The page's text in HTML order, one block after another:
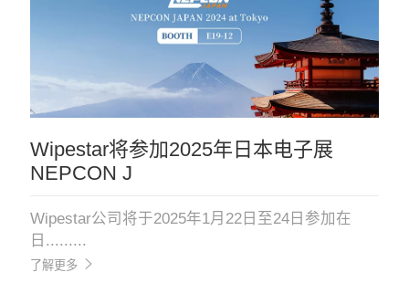
Wipestar将参加2025年日本电子展
NEPCON J
Wipestar公司将于2025年1月22日至24日参加在
日.........
了解更多